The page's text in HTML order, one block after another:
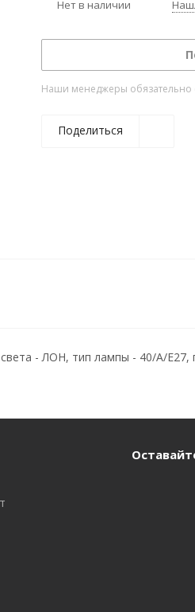
Нет в наличии
Наши менеджеры обязательно
Поделиться
- ЛОН, тип лампы - 40/A/